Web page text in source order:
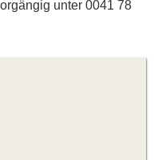
unter 0041 78